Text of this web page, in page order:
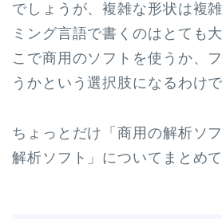
でしょうが、複雑な形状は複
ミング言語で書くのはとても
こで商用のソフトを使うか、
うかという選択肢になるわけで
ちょっとだけ「商用の解析ソ
解析ソフト」についてまとめて